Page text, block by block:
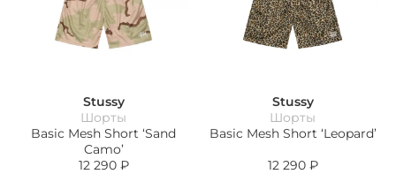
Stussy
Шорты
Basic Mesh Short ‘Sand
Camo’
12 290 ₽
Stussy
Шорты
Basic Mesh Short ‘Leopard’
12 290 ₽